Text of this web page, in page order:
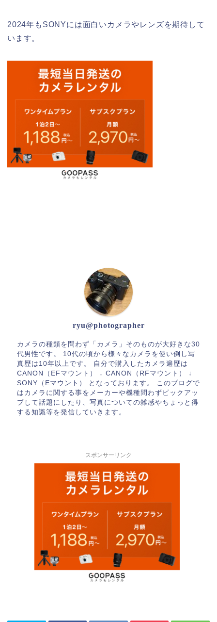
2024年もSONYには面白いカメラやレンズを期待して
います。
ryu@photographer
カメラの種類を問わず「カメラ」そのものが大好きな30
代男性です。 10代の頃から様々なカメラを使い倒し写
真歴は10年以上です。 自分で購入したカメラ遍歴は
CANON（EFマウント） ↓ CANON（RFマウント） ↓
SONY（Eマウント） となっております。 このブログで
はカメラに関する事をメーカーや機種問わずピックアッ
プして話題にしたり、写真についての雑感やちょっと得
する知識等を発信していきます。
スポンサーリンク